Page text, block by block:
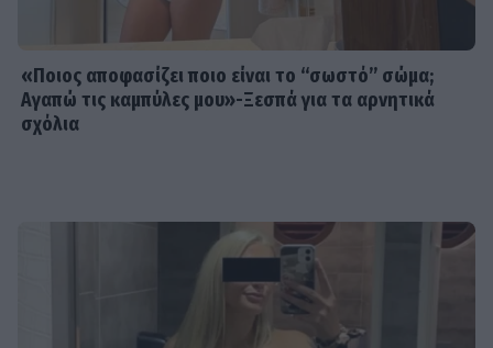
«Ποιος αποφασίζει ποιο είναι το “σωστό” σώμα;
Αγαπώ τις καμπύλες μου»-Ξεσπά για τα αρνητικά
σχόλια